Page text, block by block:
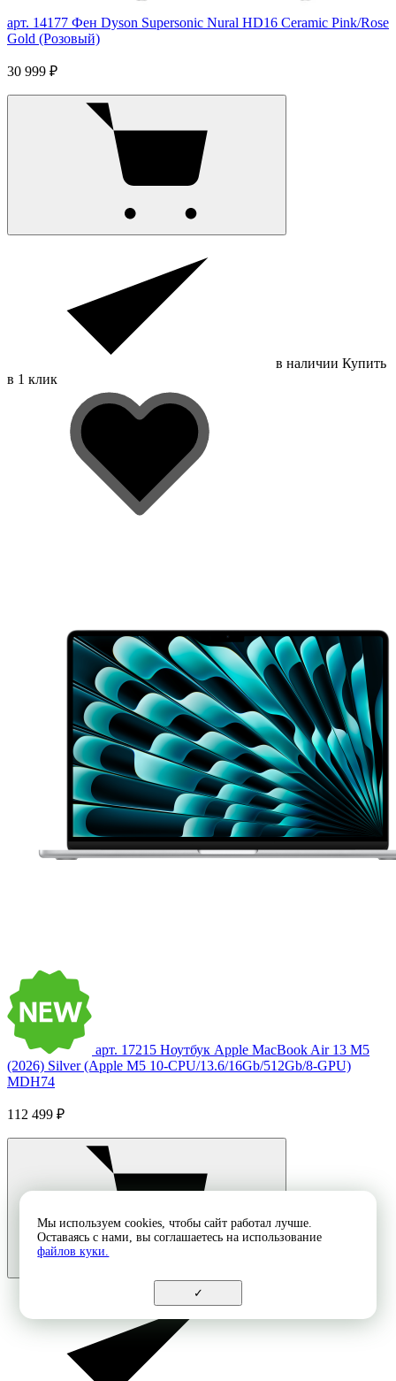
арт. 14177 Фен Dyson Supersonic Nural HD16 Ceramic Pink/Rose
Gold (Розовый)
30 999 ₽
в наличии Купить
в 1 клик
арт. 17215 Ноутбук Apple MacBook Air 13 M5
(2026) Silver (Apple M5 10-CPU/13.6/16Gb/512Gb/8-GPU)
MDH74
112 499 ₽
Мы используем cookies, чтобы сайт работал лучше.
Оставаясь с нами, вы соглашаетесь на использование
файлов куки.
✓